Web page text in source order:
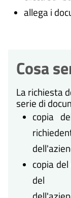
allega i
Cosa
La richiesta
serie di
copia
copia
del